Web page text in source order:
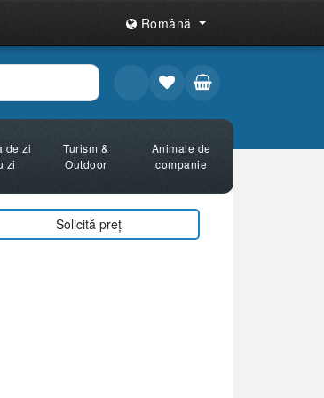
Română
de zi
zi
Turism &
Outdoor
Animale de
companie
Solicită preț